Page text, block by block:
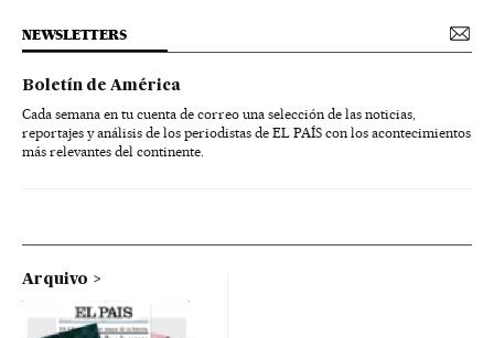
NEWSLETTERS
Boletín de América
Cada semana en tu cuenta de correo una selección de las noticias,
reportajes y análisis de los periodistas de EL PAÍS con los acontecimientos
más relevantes del continente.
Arquivo